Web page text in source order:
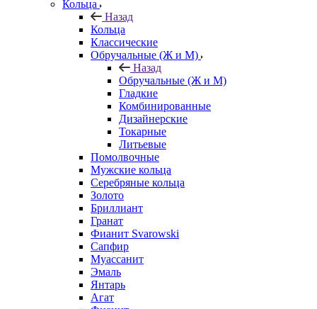
Кольца
Назад
Кольца
Классические
Обручальные (Ж и М)
Назад
Обручальные (Ж и М)
Гладкие
Комбинированные
Дизайнерские
Токарные
Литьевые
Помолвочные
Мужские кольца
Серебряные кольца
Золото
Бриллиант
Гранат
Фианит Svarowski
Сапфир
Муассанит
Эмаль
Янтарь
Агат